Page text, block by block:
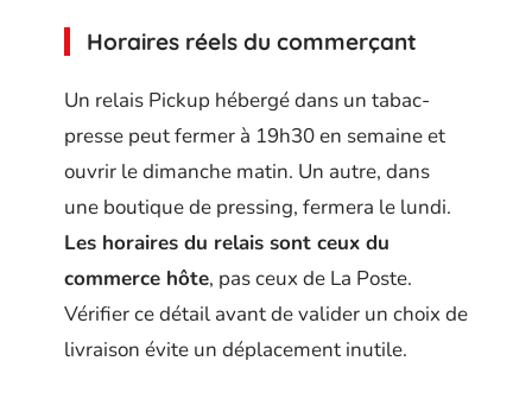
Horaires réels du commerçant
Un relais Pickup hébergé dans un tabac-
presse peut fermer à 19h30 en semaine et
ouvrir le dimanche matin. Un autre, dans
une boutique de pressing, fermera le lundi.
Les horaires du relais sont ceux du
commerce hôte, pas ceux de La Poste.
Vérifier ce détail avant de valider un choix de
livraison évite un déplacement inutile.